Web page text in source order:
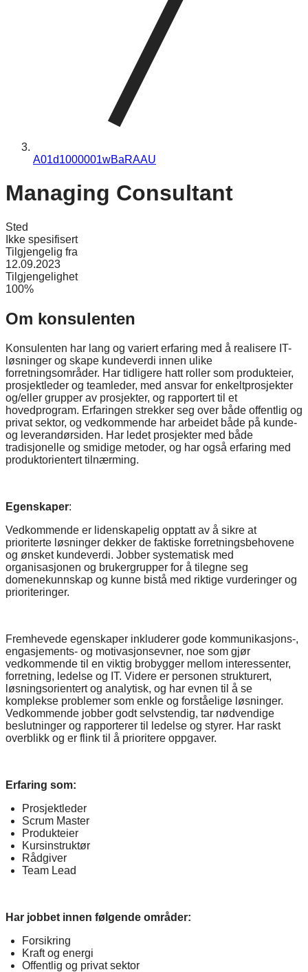
A01d1000001wBaRAAU
Managing Consultant
Sted
Ikke spesifisert
Tilgjengelig fra
12.09.2023
Tilgjengelighet
100%
Om konsulenten
Konsulenten har lang og variert erfaring med å realisere IT-
løsninger og skape kundeverdi innen ulike
forretningsområder. Har tidligere hatt roller som produkteier,
prosjektleder og teamleder, med ansvar for enkeltprosjekter
og/eller grupper av prosjekter, og rapportert til et
hovedprogram. Erfaringen strekker seg over både offentlig og
privat sektor, og vedkommende har arbeidet både på kunde-
og leverandørsiden. Har ledet prosjekter med både
tradisjonelle og smidige metoder, og har også erfaring med
produktorientert tilnærming.
Egenskaper:
Vedkommende er lidenskapelig opptatt av å sikre at
prioriterte løsninger dekker de faktiske forretningsbehovene
og ønsket kundeverdi. Jobber systematisk med
organisasjonen og brukergrupper for å tilegne seg
domenekunnskap og kunne bistå med riktige vurderinger og
prioriteringer.
Fremhevede egenskaper inkluderer gode kommunikasjons-,
engasjements- og motivasjonsevner, noe som gjør
vedkommende til en viktig brobygger mellom interessenter,
forretning, ledelse og IT. Videre er personen strukturert,
løsningsorientert og analytisk, og har evnen til å se
komplekse problemer som enkle og forståelige løsninger.
Vedkommende jobber godt selvstendig, tar nødvendige
beslutninger og rapporterer til ledelse og styrer. Har raskt
overblikk og er flink til å prioritere oppgaver.
Erfaring som:
Prosjektleder
Scrum Master
Produkteier
Kursinstruktør
Rådgiver
Team Lead
Har jobbet innen følgende områder:
Forsikring
Kraft og energi
Offentlig og privat sektor